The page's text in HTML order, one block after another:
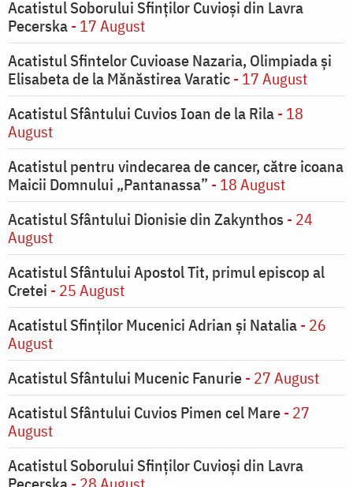
Acatistul Soborului Sfinților Cuvioși din Lavra
Pecerska- 17 August
Acatistul Sfintelor Cuvioase Nazaria, Olimpiada și
Elisabeta de la Mănăstirea Varatic- 17 August
Acatistul Sfântului Cuvios Ioan de la Rila- 18
August
Acatistul pentru vindecarea de cancer, către icoana
Maicii Domnului „Pantanassa” - 18 August
Acatistul Sfântului Dionisie din Zakynthos - 24
August
Acatistul Sfântului Apostol Tit, primul episcop al
Cretei - 25 August
Acatistul Sfinților Mucenici Adrian și Natalia- 26
August
Acatistul Sfântului Mucenic Fanurie- 27 August
Acatistul Sfântului Cuvios Pimen cel Mare- 27
August
Acatistul Soborului Sfinților Cuvioși din Lavra